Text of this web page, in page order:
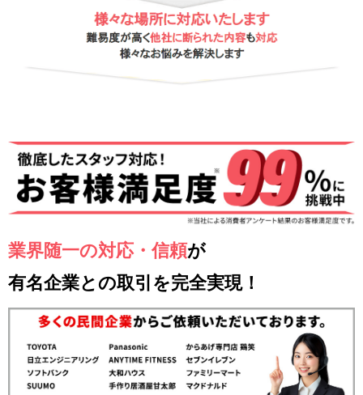
業界随一の対応・信頼が
有名企業との取引を完全実現！